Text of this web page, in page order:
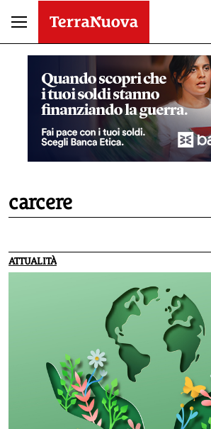
carcere
ATTUALITÀ